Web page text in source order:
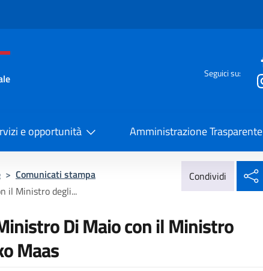
Seguici su:
e opportunità Amministrazione Trasparente
> Comunicati stampa
il Ministro degli...
Condividi
Di Maio con il Ministro
Maas